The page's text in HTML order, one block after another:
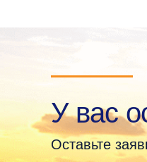
У вас
Оставьте